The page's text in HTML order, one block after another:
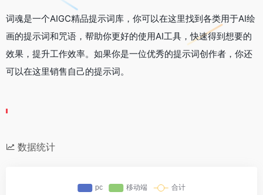
词魂是一个AIGC精品提示词库，你可以在这里找到各类用于AI绘
画的提示词和咒语，帮助你更好的使用AI工具，快速得到想要的
效果，提升工作效率。如果你是一位优秀的提示词创作者，你还
可以在这里销售自己的提示词。
数据统计